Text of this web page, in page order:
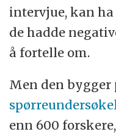
intervjue, kan
de hadde
å fortelle om.
Men den bygger
enn 600